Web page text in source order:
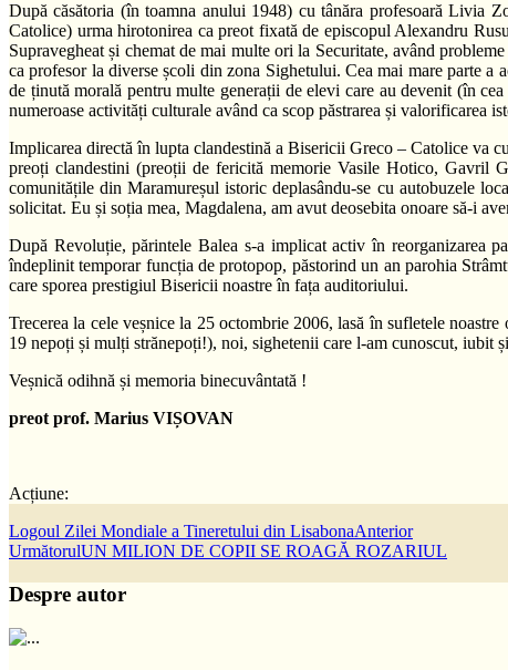
După căsătoria (în toamna anului 1948) cu tânăra profesoară Livia
Catolice) urma hirotonirea ca preot fixată de episcopul Alexandru
Supravegheat și chemat de mai multe ori la Securitate, având
ca profesor la diverse școli din zona Sighetului. Cea mai mare parte
de ținută morală pentru multe generații de elevi care au devenit (în
numeroase activități culturale având ca scop păstrarea și valorificarea
Implicarea directă în lupta clandestină a Bisericii Greco – Catolice va
preoți clandestini (preoții de fericită memorie Vasile Hotico, Gavril
comunitățile din Maramureșul istoric deplasându-se cu autobuzele
solicitat. Eu și soția mea, Magdalena, am avut deosebita onoare să-i
După Revoluție, părintele Balea s-a implicat activ în reorganizarea
îndeplinit temporar funcția de protopop, păstorind un an parohia
care sporea prestigiul Bisericii noastre în fața auditoriului.
Trecerea la cele veșnice la 25 octombrie 2006, lasă în sufletele
19 nepoți și mulți strănepoți!), noi, sighetenii care l-am cunoscut, iubit
Veșnică odihnă și memoria binecuvântată !
preot prof. Marius VIȘOVAN
Acțiune:
Logoul Zilei Mondiale a Tineretului din LisabonaAnterior
UrmătorulUN MILION DE COPII SE ROAGĂ ROZARIUL
Despre autor